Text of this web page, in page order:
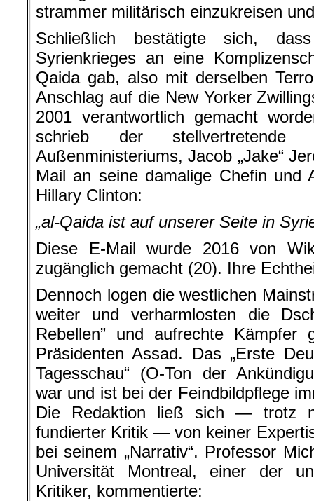
strammer militärisch einzukreisen
Schließlich bestätigte sich,
Syrienkrieges an eine
Qaida gab, also mit derselben
Anschlag auf die New Yorker
2001 verantwortlich gemacht
schrieb der
Außenministeriums, Jacob „Jake“
Mail an seine damalige Chefin und
Hillary Clinton:
„al-Qaida ist auf unserer Seite in
Diese E-Mail wurde 2016 von
zugänglich gemacht (20). Ihre
Dennoch logen die westlichen
weiter und verharmlosten die
Rebellen” und aufrechte Kämpfer
Präsidenten Assad. Das „Erste
Tagesschau“ (O-Ton der
war und ist bei der Feindbildpflege
Die Redaktion ließ sich — trotz
fundierter Kritik — von keiner
bei seinem „Narrativ“. Professor
Universität Montreal, einer der
Kritiker, kommentierte: